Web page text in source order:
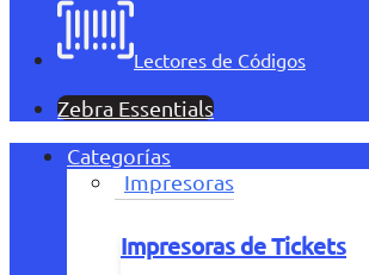
Lectores de Códigos
Zebra Essentials
Categorías
Impresoras
Impresoras de Tickets